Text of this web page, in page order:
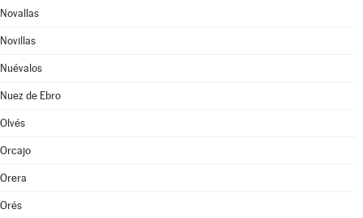
Novallas
Novillas
Nuévalos
Nuez de Ebro
Olvés
Orcajo
Orera
Orés